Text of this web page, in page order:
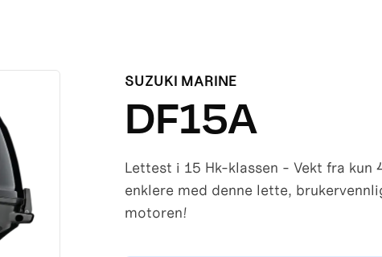
SUZUKI MARINE
DF15A
Lettest i 15 Hk-klassen - Vekt fra
enklere med denne lette,
motoren!